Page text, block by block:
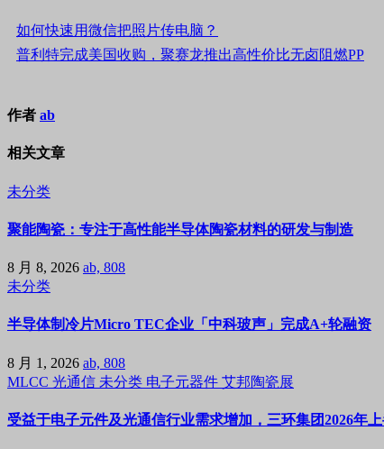
如何快速用微信把照片传电脑？
普利特完成美国收购，聚赛龙推出高性价比无卤阻燃PP
作者 ab
相关文章
未分类
聚能陶瓷：专注于高性能半导体陶瓷材料的研发与制造
8 月 8, 2026 ab, 808
未分类
半导体制冷片Micro TEC企业「中科玻声」完成A+轮融资
8 月 1, 2026 ab, 808
MLCC 光通信 未分类 电子元器件 艾邦陶瓷展
受益于电子元件及光通信行业需求增加，三环集团2026年